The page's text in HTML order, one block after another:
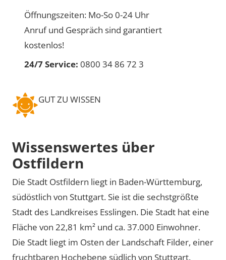
Öffnungszeiten: Mo-So 0-24 Uhr
Anruf und Gespräch sind garantiert
kostenlos!
24/7 Service: 0800 34 86 72 3
GUT ZU WISSEN
Wissenswertes über
Ostfildern
Die Stadt Ostfildern liegt in Baden-Württemburg,
südöstlich von Stuttgart. Sie ist die sechstgrößte
Stadt des Landkreises Esslingen. Die Stadt hat eine
Fläche von 22,81 km² und ca. 37.000 Einwohner.
Die Stadt liegt im Osten der Landschaft Filder, einer
fruchtbaren Hochebene südlich von Stuttgart.